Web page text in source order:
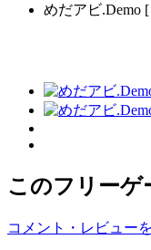
めだアビ.Demo
このフリーゲ
コメント・レビュー